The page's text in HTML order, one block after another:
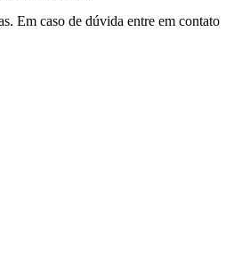
Em caso de dúvida entre em contato